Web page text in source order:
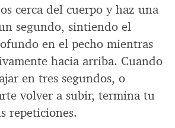
cerca del cuerpo y haz una
segundo, sintiendo el
en el pecho mientras
hacia arriba. Cuando
en tres segundos, o
volver a subir, termina tu
repeticiones.